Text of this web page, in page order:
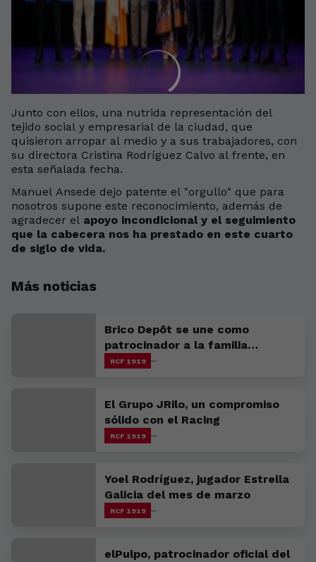
Junto con ellos, una nutrida representación del
tejido social y empresarial de la ciudad, que
quisieron arropar al medio y a sus trabajadores, con
su directora Cristina Rodríguez Calvo al frente, en
esta señalada fecha.
Manuel Ansede dejo patente el "orgullo" que para
nosotros supone este reconocimiento, además de
agradecer el apoyo incondicional y el seguimiento
que la cabecera nos ha prestado en este cuarto
de siglo de vida.
Más noticias
Brico Depôt se une como
patrocinador a la familia
racinguista
RCF 1919
El Grupo JRilo, un compromiso
sólido con el Racing
RCF 1919
Yoel Rodríguez, jugador Estrella
Galicia del mes de marzo
RCF 1919
elPulpo, patrocinador oficial del